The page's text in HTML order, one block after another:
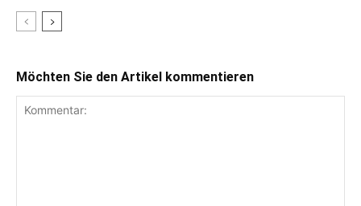
Möchten Sie den Artikel kommentieren